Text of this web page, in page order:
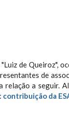
de Queiroz",
de
a seguir.
contribuição da